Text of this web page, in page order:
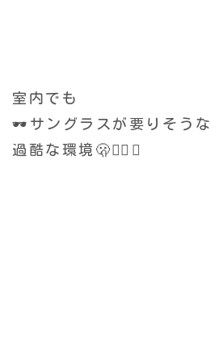
室内でも
🕶️サングラスが要りそうな
過酷な環境🫢😮‍💨🌀